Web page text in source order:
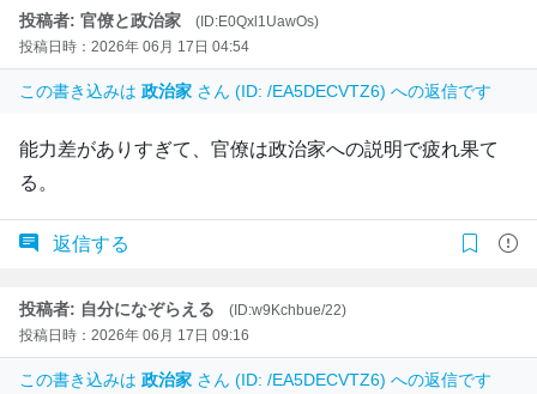
投稿者: 官僚と政治家
(ID:E0Qxl1UawOs)
投稿日時：2026年 06月 17日 04:54
この書き込みは 政治家 さん (ID: /EA5DECVTZ6) への返信です
能力差がありすぎて、官僚は政治家への説明で疲れ果て
る。
返信する
投稿者: 自分になぞらえる
(ID:w9Kchbue/22)
投稿日時：2026年 06月 17日 09:16
この書き込みは 政治家 さん (ID: /EA5DECVTZ6) への返信です